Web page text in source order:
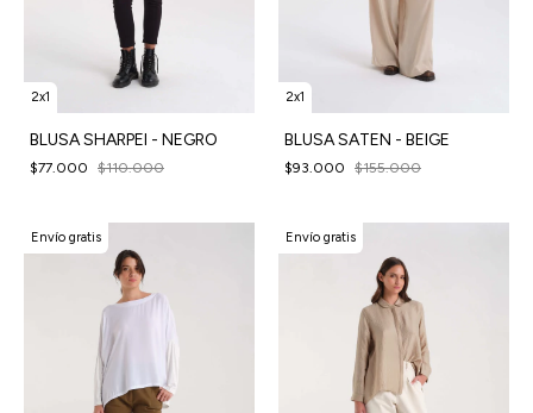
2x1
BLUSA SHARPEI - NEGRO
$77.000 $110.000
2x1
BLUSA SATEN - BEIGE
$93.000 $155.000
Envío gratis Envío gratis